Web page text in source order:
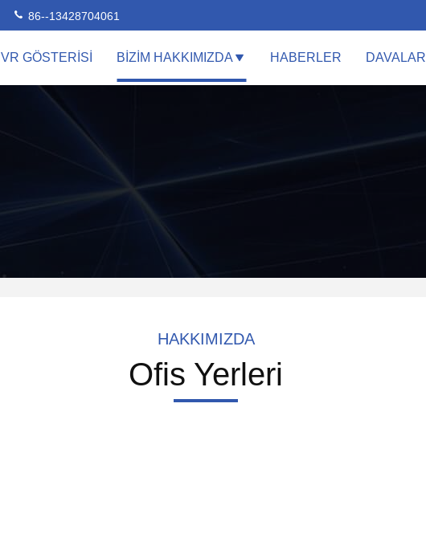
86--13428704061
VR GÖSTERISI BIZIM HAKKIMIZDA HABERLER DAVALAR
HAKKIMIZDA
Ofis Yerleri